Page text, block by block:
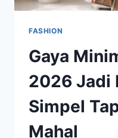
FASHION
Gaya
2026 Jadi
Simpel
Mahal